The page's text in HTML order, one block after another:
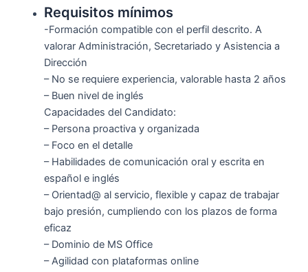
Requisitos mínimos
-Formación compatible con el perfil descrito. A
valorar Administración, Secretariado y Asistencia a
Dirección
– No se requiere experiencia, valorable hasta 2 años
– Buen nivel de inglés
Capacidades del Candidato:
– Persona proactiva y organizada
– Foco en el detalle
– Habilidades de comunicación oral y escrita en
español e inglés
– Orientad@ al servicio, flexible y capaz de trabajar
bajo presión, cumpliendo con los plazos de forma
eficaz
– Dominio de MS Office
– Agilidad con plataformas online